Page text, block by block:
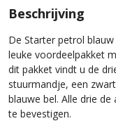
Beschrijving
De Starter petrol
leuke voordeelpakket
dit pakket vindt u de
stuurmandje, een
blauwe bel. Alle drie
te bevestigen.